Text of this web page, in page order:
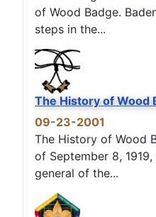
of Wood Badge.
steps in the...
The History of Wood
09-23-2001
The History of Wood
of September 8,
general of the...